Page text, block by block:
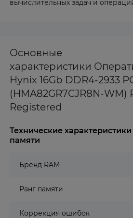
вычислительных задач и
Основные
характеристики
Hynix 16Gb DDR4-2933
(HMA82GR7CJR8N-WM)
Registered
Технические
памяти
Бренд RAM
Ранг памяти
Коррекция ошибок